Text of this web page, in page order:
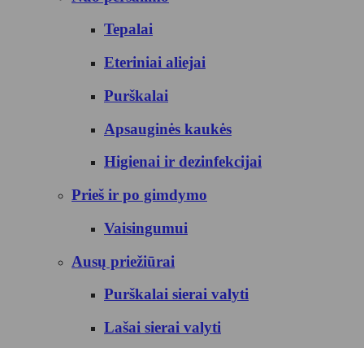
Tepalai
Eteriniai aliejai
Purškalai
Apsauginės kaukės
Higienai ir dezinfekcijai
Prieš ir po gimdymo
Vaisingumui
Ausų priežiūrai
Purškalai sierai valyti
Lašai sierai valyti